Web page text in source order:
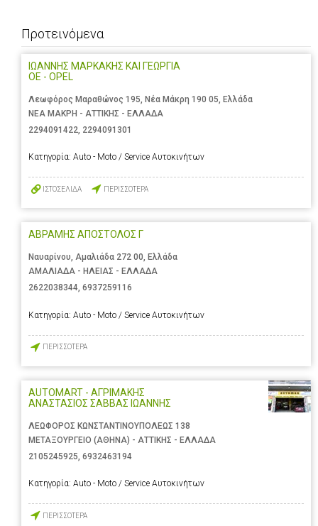
Προτεινόμενα
ΙΩΑΝΝΗΣ ΜΑΡΚΑΚΗΣ ΚΑΙ ΓΕΩΡΓΙΑ
ΟΕ - OPEL
Λεωφόρος Μαραθώνος 195, Νέα Μάκρη 190 05, Ελλάδα
ΝΕΑ ΜΑΚΡΗ - ΑΤΤΙΚΗΣ - ΕΛΛΑΔΑ
2294091422, 2294091301
Κατηγορία: Auto - Moto / Service Αυτοκινήτων
ΙΣΤΟΣΕΛΙΔΑ ΠΕΡΙΣΣΟΤΕΡΑ
ΑΒΡΑΜΗΣ ΑΠΟΣΤΟΛΟΣ Γ
Ναυαρίνου, Αμαλιάδα 272 00, Ελλάδα
ΑΜΑΛΙΑΔΑ - ΗΛΕΙΑΣ - ΕΛΛΑΔΑ
2622038344, 6937259116
Κατηγορία: Auto - Moto / Service Αυτοκινήτων
ΠΕΡΙΣΣΟΤΕΡΑ
AUTOMART - ΑΓΡΙΜΑΚΗΣ
ΑΝΑΣΤΑΣΙΟΣ ΣΑΒΒΑΣ ΙΩΑΝΝΗΣ
ΛΕΩΦΟΡΟΣ ΚΩΝΣΤΑΝΤΙΝΟΥΠΟΛΕΩΣ 138
ΜΕΤΑΞΟΥΡΓΕΙΟ (ΑΘΗΝΑ) - ΑΤΤΙΚΗΣ - ΕΛΛΑΔΑ
2105245925 6932463194
Κατηγορία: Auto - Moto / Service Αυτοκινήτων
ΠΕΡΙΣΣΟΤΕΡΑ